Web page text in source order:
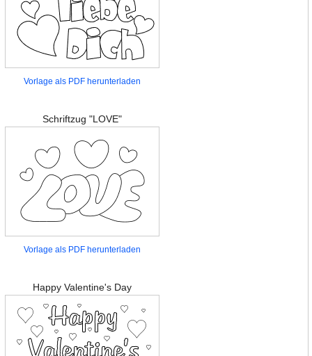
Vorlage als PDF herunterladen
Schriftzug "LOVE"
Vorlage als PDF herunterladen
Happy Valentine's Day